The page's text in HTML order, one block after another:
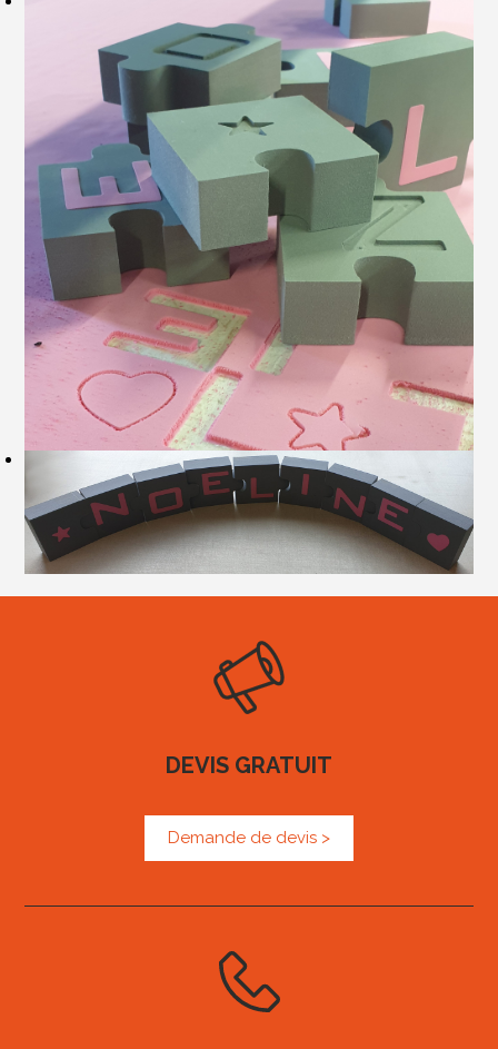
DEVIS GRATUIT
Demande de devis >